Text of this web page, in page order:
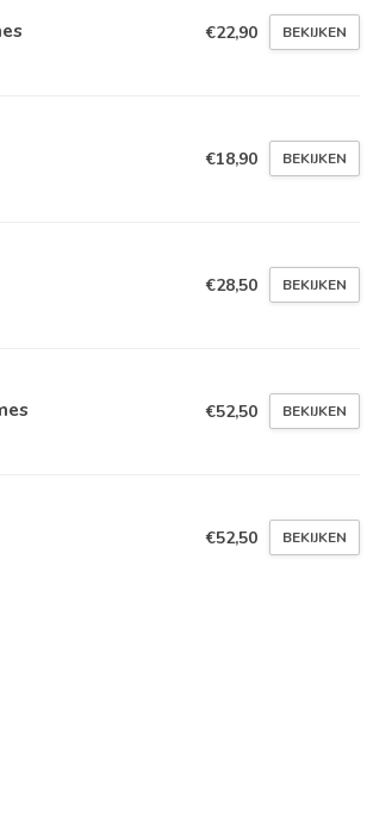
€22,90 BEKIJKEN
€18,90 BEKIJKEN
€28,50 BEKIJKEN
€52,50 BEKIJKEN
€52,50 BEKIJKEN